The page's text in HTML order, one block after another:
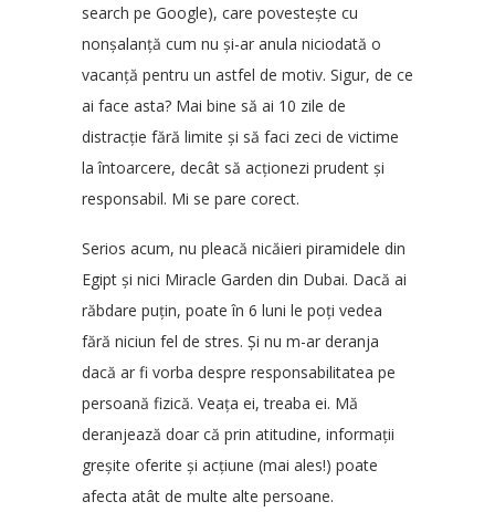
search pe Google), care povestește cu
nonșalanță cum nu și-ar anula niciodată o
vacanță pentru un astfel de motiv. Sigur, de ce
ai face asta? Mai bine să ai 10 zile de
distracție fără limite și să faci zeci de victime
la întoarcere, decât să acționezi prudent și
responsabil. Mi se pare corect.
Serios acum, nu pleacă nicăieri piramidele din
Egipt și nici Miracle Garden din Dubai. Dacă ai
răbdare puțin, poate în 6 luni le poți vedea
fără niciun fel de stres. Și nu m-ar deranja
dacă ar fi vorba despre responsabilitatea pe
persoană fizică. Veața ei, treaba ei. Mă
deranjează doar că prin atitudine, informații
greșite oferite și acțiune (mai ales!) poate
afecta atât de multe alte persoane.